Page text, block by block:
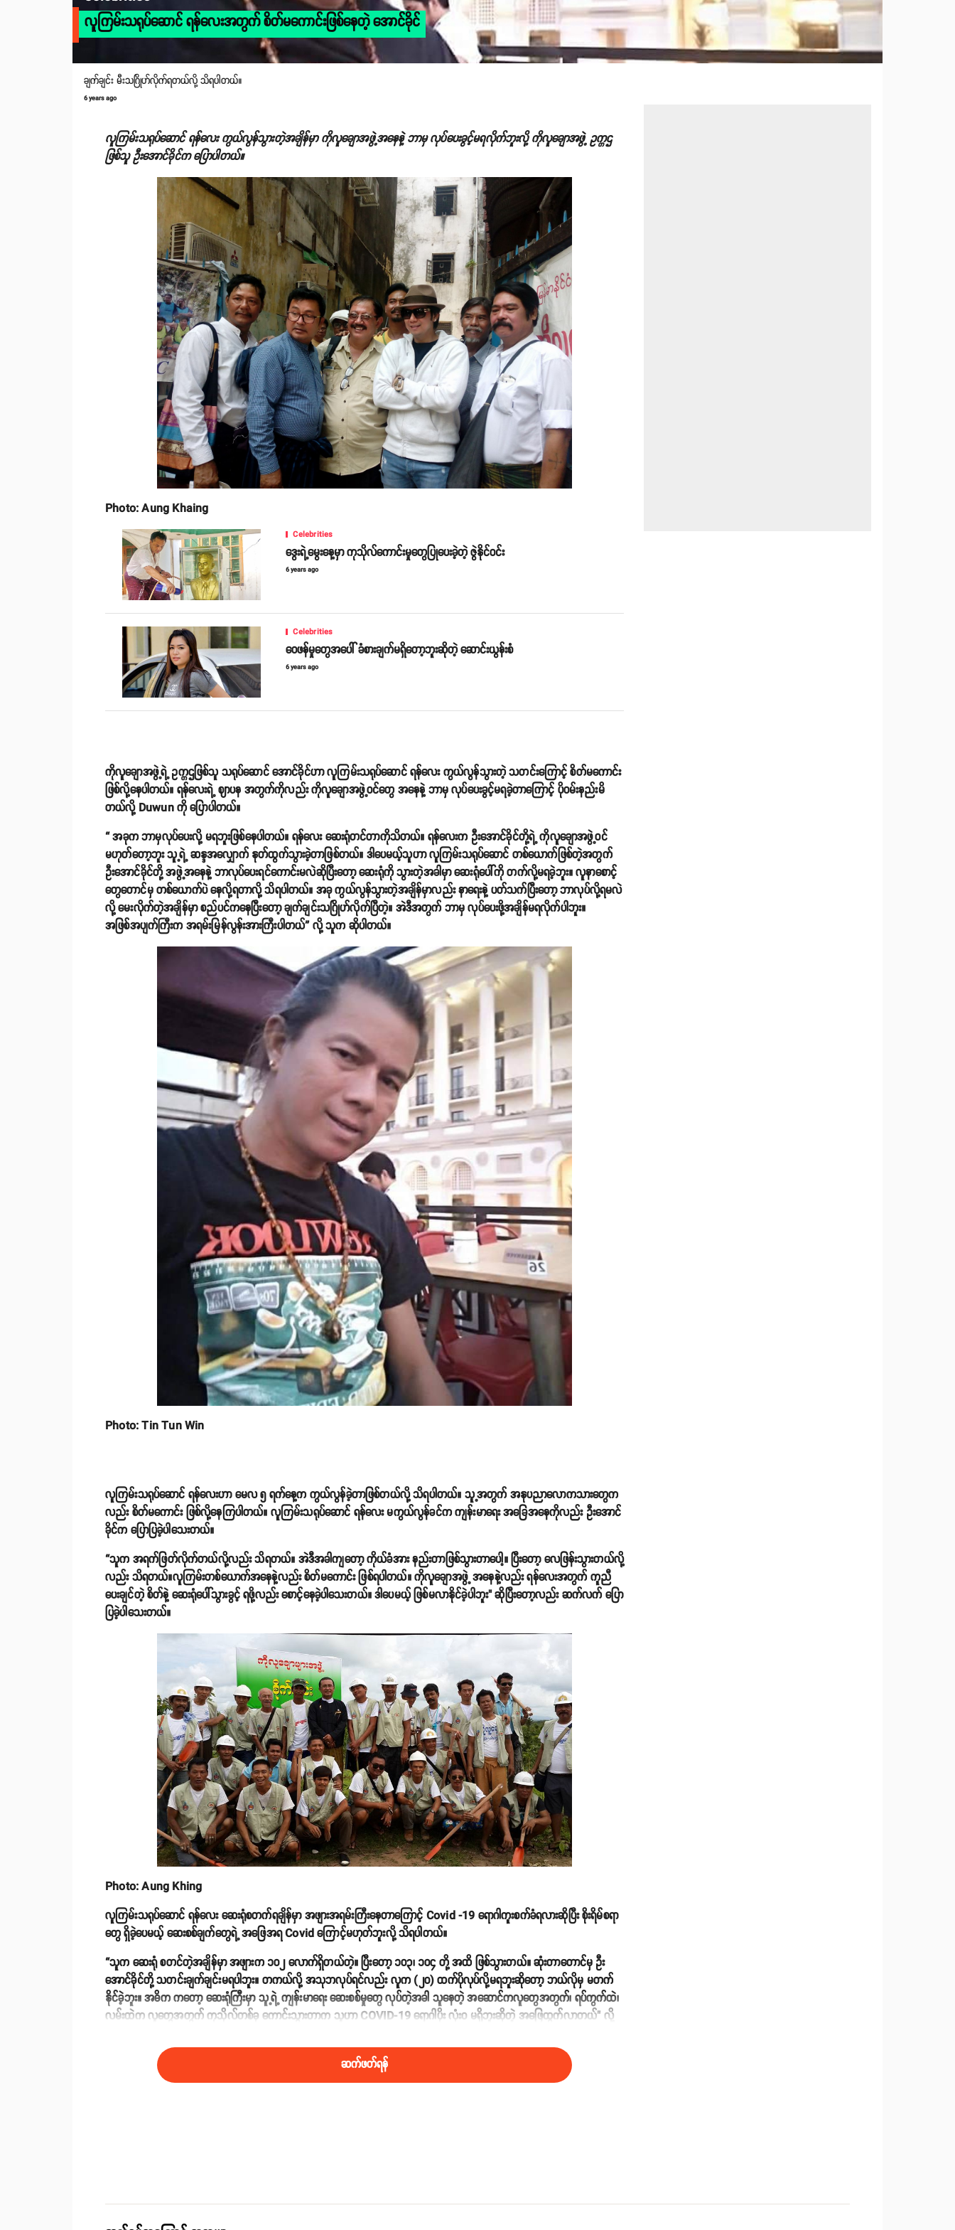
လူကြမ်းသရုပ်ဆောင် ရန်လေးအတွက် စိတ်မကောင်းဖြစ်နေတဲ့ အောင်ခိုင်
ချက်ချင်း မီးသဂြိုဟ်လိုက်ရတယ်လို့ သိရပါတယ်။
6 years ago
လူကြမ်းသရုပ်ဆောင် ရန်လေး ကွယ်လွန်သွားတဲ့အချိန်မှာ ကိုလူချောအဖွဲ့အနေနဲ့ ဘာမှ လုပ်ပေးခွင့်မရလိုက်ဘူးလို့ ကိုလူချောအဖွဲ့ ဥက္ကဌ
ဖြစ်သူ ဦးအောင်ခိုင်က ပြောပါတယ်။
Photo: Aung Khaing
Celebrities
ဒွေးရဲ့မွေးနေ့မှာ ကုသိုလ်ကောင်းမှုတွေပြုပေးခဲ့တဲ့ ဇွဲနိုင်ဝင်း
6 years ago
Celebrities
ဝေဖန်မှုတွေအပေါ် ခံစားချက်မရှိတော့ဘူးဆိုတဲ့ ဆောင်းယွန်းစံ
6 years ago
ကိုလူချောအဖွဲ့ရဲ့ ဥက္ကဌဖြစ်သူ သရုပ်ဆောင် အောင်ခိုင်ဟာ လူကြမ်းသရုပ်ဆောင် ရန်လေး ကွယ်လွန်သွားတဲ့ သတင်းကြောင့် စိတ်မကောင်း
ဖြစ်လို့နေပါတယ်။ ရန်လေးရဲ့ ဈာပန အတွက်ကိုလည်း ကိုလူချောအဖွဲ့ဝင်တွေ အနေနဲ့ ဘာမှ လုပ်ပေးခွင့်မရခဲ့တာကြောင့် ပိုဝမ်းနည်းမိ
တယ်လို့ Duwun ကို ပြောပါတယ်။
“ အခုက ဘာမှလုပ်ပေးလို့ မရဘူးဖြစ်နေပါတယ်။ ရန်လေး ဆေးရုံတင်တာကိုသိတယ်။ ရန်လေးက ဦးအောင်ခိုင်တို့ရဲ့ ကိုလူချောအဖွဲ့ဝင်
မဟုတ်တော့ဘူး သူ့ရဲ့ ဆန္ဒအလျှောက် နုတ်ထွက်သွားခဲ့တာဖြစ်တယ်။ ဒါပေမယ့်သူဟာ လူကြမ်းသရုပ်ဆောင် တစ်ယောက်ဖြစ်တဲ့အတွက်
ဦးအောင်ခိုင်တို့ အဖွဲ့အနေနဲ့ ဘာလုပ်ပေးရင်ကောင်းမလဲဆိုပြီးတော့ ဆေးရုံကို သွားတဲ့အခါမှာ ဆေးရုံပေါ်ကို တက်လို့မရခဲ့ဘူး။ လူနာစောင့်
တွေတောင်မှ တစ်ယောက်ပဲ နေလို့ရတာလို့ သိရပါတယ်။ အခု ကွယ်လွန်သွားတဲ့အချိန်မှာလည်း နာရေးနဲ့ ပတ်သက်ပြီးတော့ ဘာလုပ်လို့ရမလဲ
လို့ မေးလိုက်တဲ့အချိန်မှာ စည်ပင်ကနေပြီးတော့ ချက်ချင်းသဂြိုဟ်လိုက်ပြီတဲ့။ အဲဒီအတွက် ဘာမှ လုပ်ပေးဖို့အချိန်မရလိုက်ပါဘူး။
အဖြစ်အပျက်ကြီးက အရမ်းမြန်လွန်းအားကြီးပါတယ်” လို့ သူက ဆိုပါတယ်။
Photo: Tin Tun Win
လူကြမ်းသရုပ်ဆောင် ရန်လေးဟာ မေလ ၅ ရက်နေ့က ကွယ်လွန်ခဲ့တာဖြစ်တယ်လို့ သိရပါတယ်။ သူ့အတွက် အနုပညာလောကသားတွေက
လည်း စိတ်မကောင်း ဖြစ်လို့နေကြပါတယ်။ လူကြမ်းသရုပ်ဆောင် ရန်လေး မကွယ်လွန်ခင်က ကျန်းမာရေး အခြေအနေကိုလည်း ဦးအောင်
ခိုင်က ပြောပြခဲ့ပါသေးတယ်။
“သူက အရက်ဖြတ်လိုက်တယ်လို့လည်း သိရတယ်။ အဲဒီအခါကျတော့ ကိုယ်ခံအား နည်းတာဖြစ်သွားတာပေါ့။ ပြီးတော့ လေဖြန်းသွားတယ်လို့
လည်း သိရတယ်။လူကြမ်းတစ်ယောက်အနေနဲ့လည်း စိတ်မကောင်း ဖြစ်ရပါတယ်။ ကိုလူချောအဖွဲ့ အနေနဲ့လည်း ရန်လေးအတွက် ကူညီ
ပေးချင်တဲ့ စိတ်နဲ့ ဆေးရုံပေါ်သွားခွင့် ရဖို့လည်း စောင့်နေခဲ့ပါသေးတယ်။ ဒါပေမယ့် ဖြစ်မလာနိုင်ခဲ့ပါဘူး" ဆိုပြီးတော့လည်း ဆက်လက် ပြော
ပြခဲ့ပါသေးတယ်။
Photo: Aung Khing
လူကြမ်းသရုပ်ဆောင် ရန်လေး ဆေးရုံစတက်ရချိန်မှာ အဖျားအရမ်းကြီးနေတာကြောင့် Covid -19 ရောဂါကူးစက်ခံရလားဆိုပြီး စိုးရိမ်စရာ
တွေ ရှိခဲ့ပေမယ့် ဆေးစစ်ချက်တွေရဲ့ အဖြေအရ Covid ကြောင့်မဟုတ်ဘူးလို့ သိရပါတယ်။
“သူက ဆေးရုံ စတင်တဲ့အချိန်မှာ အဖျားက ၁၀၂ လောက်ရှိတယ်တဲ့။ ပြီးတော့ ၁၀၃၊ ၁၀၄ တို့ အထိ ဖြစ်သွားတယ်။ ဆုံးတာတောင်မှ ဦး
အောင်ခိုင်တို့ သတင်းချက်ချင်းမရပါဘူး။ တကယ်လို့ အသုဘလုပ်ရင်လည်း လူက (၂၀) ထက်ပိုလုပ်လို့မရဘူးဆိုတော့ ဘယ်လိုမှ မတက်
နိုင်ခဲ့ဘူး။ အဓိက ကတော့ ဆေးရုံကြီးမှာ သူ့ရဲ့ ကျန်းမာရေး ဆေးစစ်မှုတွေ လုပ်တဲ့အခါ သူနေတဲ့ အဆောင်ကလူတွေအတွက်၊ ရပ်ကွက်ထဲ၊
လမ်းထဲက လူတွေအတွက် ကုသိုလ်တစ်ခု ကောင်းသွားတာက သူဟာ COVID-19 ရောဂါပိုး လုံးဝ မရှိဘူးဆိုတဲ့ အဖြေထွက်လာတယ်" လို့
ဆက်ဖတ်ရန်